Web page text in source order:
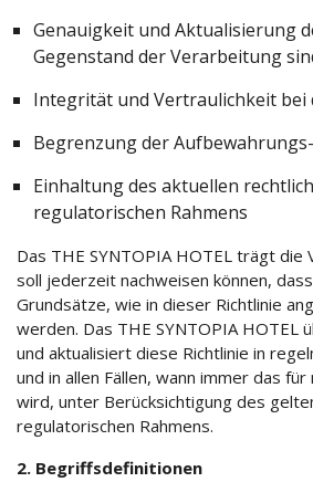
Genauigkeit und Aktualisierung
Gegenstand der Verarbeitung
Integrität und Vertraulichkeit
Begrenzung der
Einhaltung des aktuellen
regulatorischen Rahmens
Das THE SYNTOPIA HOTEL trägt die
soll jederzeit nachweisen können,
Grundsätze, wie in dieser Richtlinie
werden. Das THE SYNTOPIA HOTEL
und aktualisiert diese Richtlinie in
und in allen Fällen, wann immer das
wird, unter Berücksichtigung des
regulatorischen Rahmens.
2. Begriffsdefinitionen